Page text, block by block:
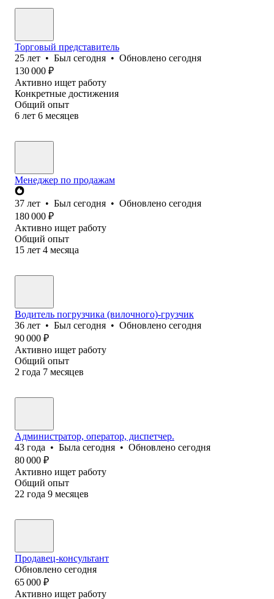
Торговый представитель
25 лет • Был сегодня • Обновлено сегодня
130 000 ₽
Активно ищет работу
Конкретные достижения
Общий опыт
6 лет 6 месяцев
Менеджер по продажам
37 лет • Был сегодня • Обновлено сегодня
180 000 ₽
Активно ищет работу
Общий опыт
15 лет 4 месяца
Водитель погрузчика (вилочного)-грузчик
36 лет • Был сегодня • Обновлено сегодня
90 000 ₽
Активно ищет работу
Общий опыт
2 года 7 месяцев
Администратор, оператор, диспетчер.
43 года • Была сегодня • Обновлено сегодня
80 000 ₽
Активно ищет работу
Общий опыт
22 года 9 месяцев
Продавец-консультант
Обновлено сегодня
65 000 ₽
Активно ищет работу